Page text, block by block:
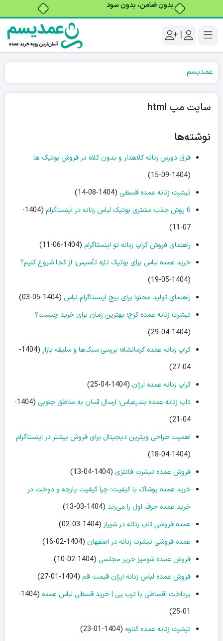
خرید قسطی با ترب‌پی
|
عمدیسم
سایت مپ html
نوشته‌ها
فرق دورس زنانه کلاهدار و بدون کلاه در فروش بوتیک ها
(1404-09-15)
تیشرت زنانه عمده قسطی (1404-08-14)
6 روش جذب مشتری بوتیک لباس زنانه در اینستاگرام
(1404-
07-11)
راهنمای فروش کراپ زنانه تو اینستاگرام (1404-06-11)
خرید عمده لباس برای بوتیک تازه تأسیس؛ از کجا شروع کنیم؟
(1404-05-19)
راهنمای تولید محتوا برای پیج اینستاگرام لباس (1404-05-03)
تیشرت زنانه عمده کرج؛ بهترین زمان برای خرید چیست؟
(1404-04-29)
کراپ زنانه عمده کرمانشاه؛ بررسی سبک‌ها و سلیقه بازار
(1404-
04-27)
کراپ زنانه عمده ارزان (1404-04-25)
تاپ زنانه عمده بندرعباس؛ ارسال آسان به مناطق جنوبی
(1404-
04-21)
اهمیت طراحی ویترین دیجیتال برای فروش بیشتر در اینستاگرام
(1404-04-18)
فروش عمده تیشرت فانتزی (1404-04-13)
خرید عمده پوشاک با کیفیت: چرا کیفیت پارچه و دوخت در
خرید عمده حرف اول را می‌زند (1404-03-13)
عمده فروشی تاپ زنانه در شیراز (1404-03-02)
عمده فروشی تیشرت زنانه در اصفهان (1404-02-16)
فروش عمده شومیز حریر مجلسی (1404-02-10)
فروش عمده لباس زنانه ارزان قیمت قم (1404-01-27)
پرداخت اقساطی با ترب پی | خرید قسطی لباس عمده
(1404-
01-25)
تیشرت زنانه عمده گناوه (1404-01-23)